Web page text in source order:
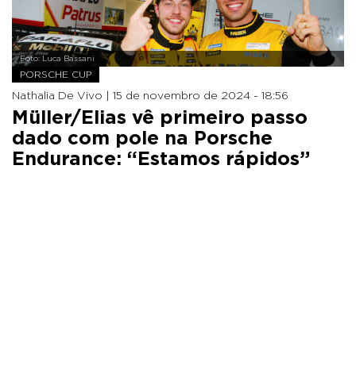
Foto: Luca Bassani
PORSCHE CUP
Nathalia De Vivo | 15 de novembro de 2024 - 18:56
Müller/Elias vê primeiro passo
dado com pole na Porsche
Endurance: “Estamos rápidos”